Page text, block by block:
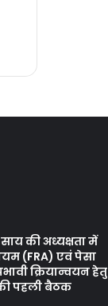
की अध्यक्षता में
(FRA) एवं पेसा
क्रियान्वयन हेतु
पहली बैठक